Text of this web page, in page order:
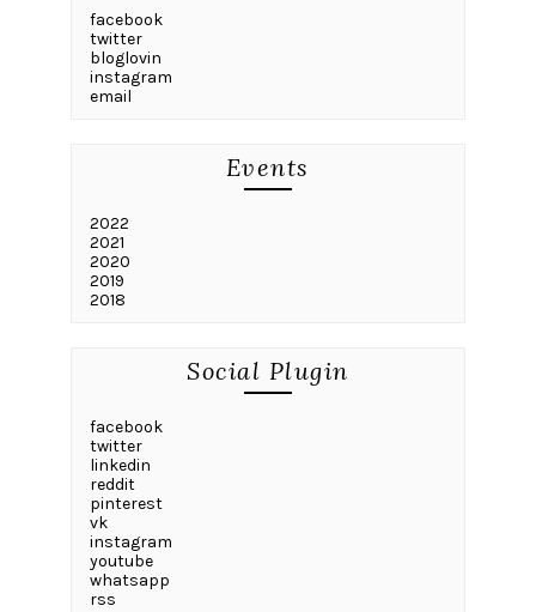
facebook
twitter
bloglovin
instagram
email
Events
2022
2021
2020
2019
2018
Social Plugin
facebook
twitter
linkedin
reddit
pinterest
vk
instagram
youtube
whatsapp
rss